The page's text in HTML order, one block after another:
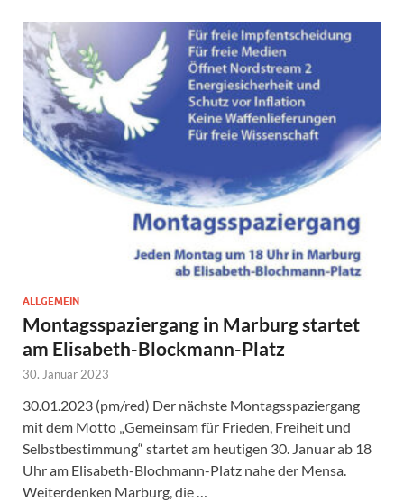
ALLGEMEIN
Montagsspaziergang in Marburg startet
am Elisabeth-Blockmann-Platz
30. Januar 2023
30.01.2023 (pm/red) Der nächste Montagsspaziergang
mit dem Motto „Gemeinsam für Frieden, Freiheit und
Selbstbestimmung“ startet am heutigen 30. Januar ab 18
Uhr am Elisabeth-Blochmann-Platz nahe der Mensa.
Weiterdenken Marburg, die …